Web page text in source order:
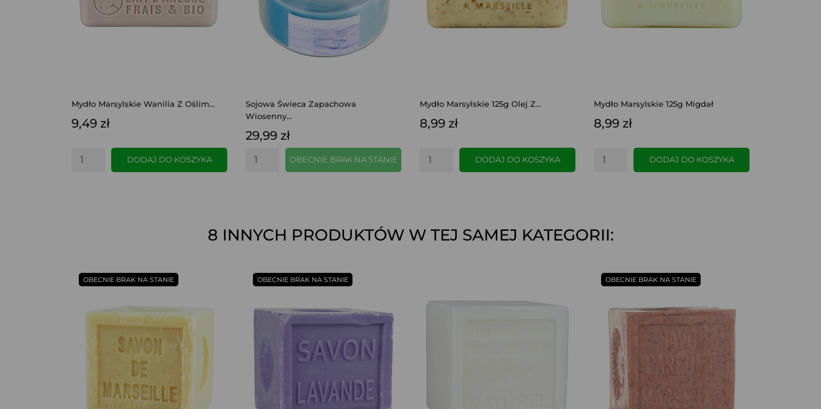
Mydło Marsylskie Wanilia Z Oślim...
9,49 zł
DODAJ DO KOSZYKA
Sojowa Świeca Zapachowa
Wiosenny...
29,99 zł
OBECNIE BRAK NA STANIE
Mydło Marsylskie 125g Olej Z...
8,99 zł
DODAJ DO KOSZYKA
Mydło Marsylskie 125g Migdał
8,99 zł
DODAJ DO KOSZYKA
8 INNYCH PRODUKTÓW W TEJ SAMEJ KATEGORII:
OBECNIE BRAK NA STANIE
SZYBKI PODGLĄD
OBECNIE BRAK NA STANIE
SZYBKI PODGLĄD
OBECNIE BRAK NA STANIE